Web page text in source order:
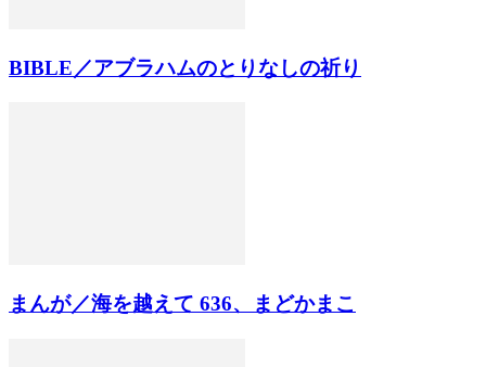
BIBLE／アブラハムのとりなしの祈り
まんが／海を越えて 636、まどかまこ